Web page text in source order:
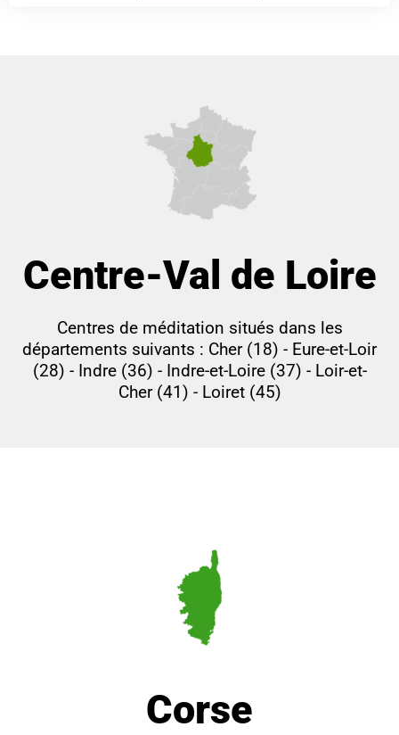
Centre-Val de Loire
Centres de méditation situés dans les
départements suivants : Cher (18) - Eure-et-Loir
(28) - Indre (36) - Indre-et-Loire (37) - Loir-et-
Cher (41) - Loiret (45)
Corse